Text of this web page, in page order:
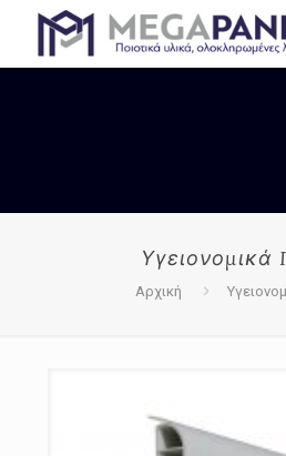
Υγειονομικά
Αρχική